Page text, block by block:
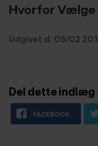
Hvorfor
Udgivet d. 05/02
Del dette indlæg
FACEBOOK